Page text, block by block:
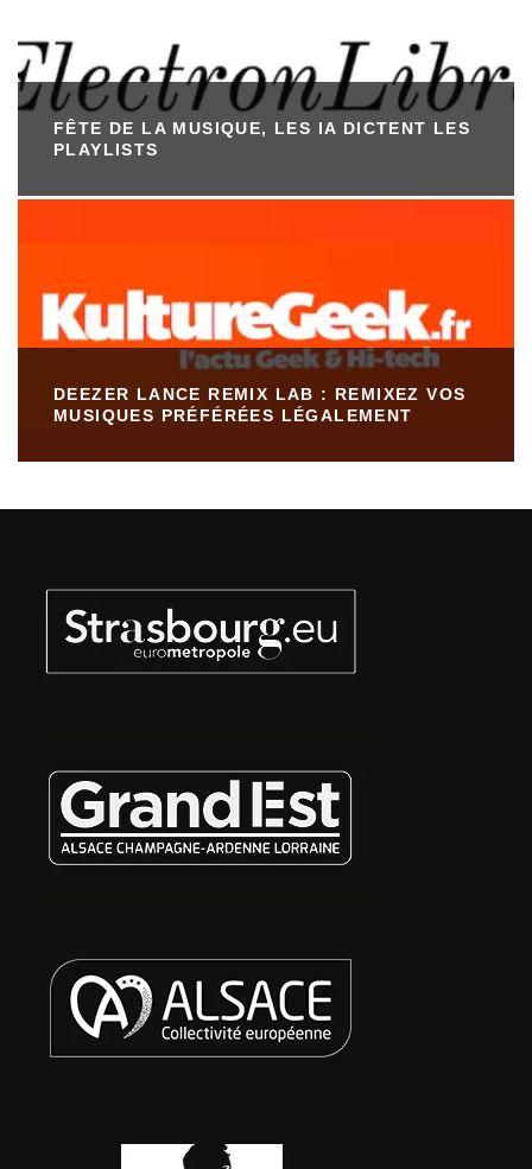
FÊTE DE LA MUSIQUE, LES IA DICTENT LES
PLAYLISTS
DEEZER LANCE REMIX LAB : REMIXEZ VOS
MUSIQUES PRÉFÉRÉES LÉGALEMENT